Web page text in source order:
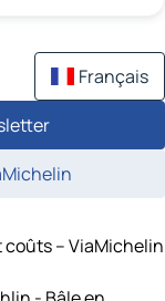
Français
– ViaMichelin